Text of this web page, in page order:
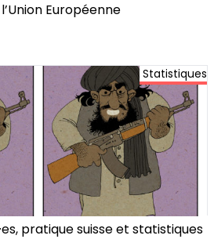
Européenne
Statistiques
pratique suisse et statistiques